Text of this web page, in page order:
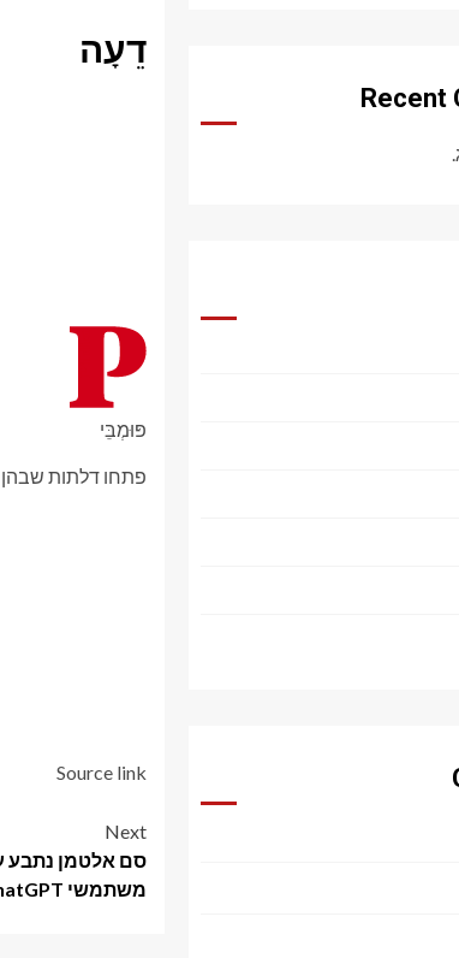
דֵעָה
פּוּמְבֵּי
פתחו דלתות שבהן
Source link
Post
Next
משתמשי ChatGPT למטרות רווח
Recent